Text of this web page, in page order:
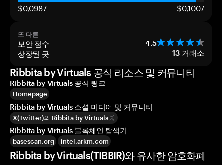
$0,0987 $0,1007
또 다른
보안 점수 4.5
상장된 곳 13 거래소
Ribbita by Virtuals 공식 리소스 및 커뮤니티
Ribbita by Virtuals 공식 링크
Homepage
Ribbita by Virtuals 소셜 미디어 및 커뮤니티
X(Twitter)의 Ribbita by Virtuals
Ribbita by Virtuals 블록체인 탐색기
basescan.org intel.arkm.com
Ribbita by Virtuals(TIBBIR)와 유사한 암호화폐